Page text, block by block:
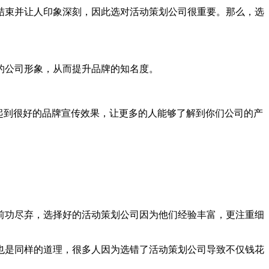
并让人印象深刻，因此选对活动策划公司很重要。那么，选
司形象，从而提升品牌的知名度。
很好的品牌宣传效果，让更多的人能够了解到你们公司的产
尽弃，选择好的活动策划公司因为他们经验丰富，更注重细
同样的道理，很多人因为选错了活动策划公司导致不仅钱花